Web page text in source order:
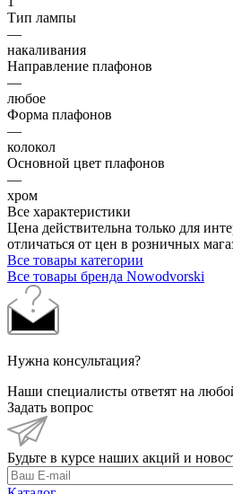
Тип лампы
—
накаливания
Направление плафонов
—
любое
Форма плафонов
—
колокол
Основной цвет плафонов
—
хром
Все характеристики
Цена действительна только для
отличаться от цен в розничных
Все товары категории
Все товары бренда Nowodvorski
Нужна консультация?
Наши специалисты ответят на
Задать вопрос
Будьте в курсе наших акций и